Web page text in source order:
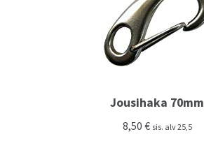
Jousihaka 70mm
8,50 € sis. alv 25,5